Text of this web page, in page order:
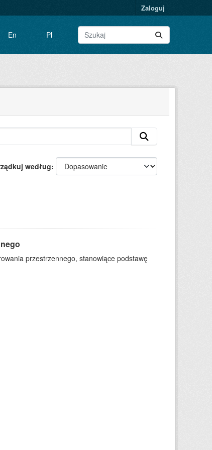
Zaloguj
En Pl
według
przestrzennego, stanowiące podstawę